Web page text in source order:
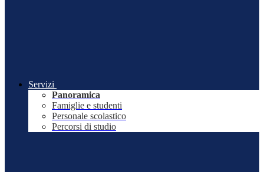
Servizi
Panoramica
Famiglie e studenti
Personale scolastico
Percorsi di studio